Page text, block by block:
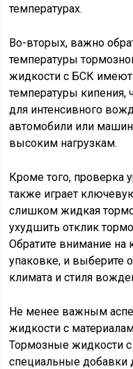
температурах.
Во-вторых, важно
температуры
жидкости с БСК
температуры кипения,
для интенсивного
автомобили или
высоким нагрузкам.
Кроме того, проверка
также играет
слишком жидкая
ухудшить отклик
Обратите внимание на
упаковке, и выберите
климата и стиля
Не менее важным
жидкости с
Тормозные жидкости
специальные добавки